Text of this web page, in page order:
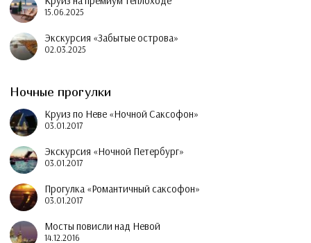
15.06.2025
Экскурсия «Забытые острова»
02.03.2025
Ночные прогулки
Круиз по Неве «Ночной Саксофон»
03.01.2017
Экскурсия «Ночной Петербург»
03.01.2017
Прогулка «Романтичный саксофон»
03.01.2017
Мосты повисли над Невой
14.12.2016